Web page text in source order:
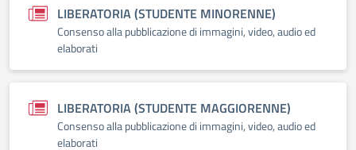
LIBERATORIA (STUDENTE MINORENNE)
Consenso alla pubblicazione di immagini, video, audio ed
elaborati
LIBERATORIA (STUDENTE MAGGIORENNE)
Consenso alla pubblicazione di immagini, video, audio ed
elaborati